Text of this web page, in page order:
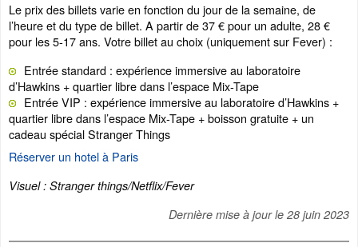
Le prix des billets varie en fonction du jour de la semaine, de
l’heure et du type de billet. A partir de 37 € pour un adulte, 28 €
pour les 5-17 ans. Votre billet au choix (uniquement sur Fever) :
Entrée standard : expérience immersive au laboratoire
d’Hawkins + quartier libre dans l’espace Mix-Tape
Entrée VIP : expérience immersive au laboratoire d’Hawkins +
quartier libre dans l’espace Mix-Tape + boisson gratuite + un
cadeau spécial Stranger Things
Réserver un hotel à Paris
Visuel : Stranger things/Netflix/Fever
Dernière mise à jour le 28 juin 2023